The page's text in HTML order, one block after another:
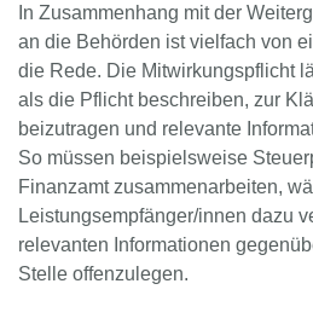
In Zusammenhang mit der
an die Behörden ist vielfach von
die Rede. Die Mitwirkungspflicht
als die Pflicht beschreiben, zur
beizutragen und relevante
So müssen beispielsweise
Finanzamt zusammenarbeiten,
Leistungsempfänger/innen dazu
relevanten Informationen
Stelle offenzulegen.